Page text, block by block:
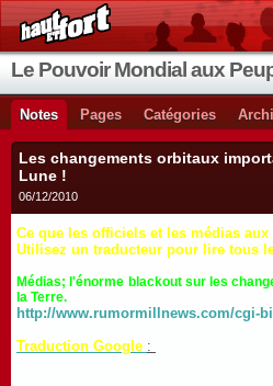
Le Pouvoir Mondial aux
Notes Pages Catégories
Les changements orbitaux
Lune !
06/12/2010
Ce que les officiels et les médias
Utilisez un traducteur pour lire tous
Médias; l'énorme blackout sur les
la Terre.
http://www.rumormillnews.com/cgi-
Traduction Google :